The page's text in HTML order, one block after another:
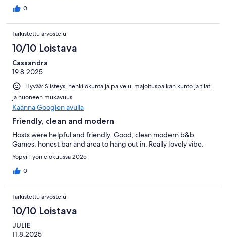
0
Tarkistettu arvostelu
10/10 Loistava
Cassandra
19.8.2025
Hyvää: Siisteys, henkilökunta ja palvelu, majoituspaikan kunto ja tilat
ja huoneen mukavuus
Käännä Googlen avulla
Friendly, clean and modern
Hosts were helpful and friendly. Good, clean modern b&b.
Games, honest bar and area to hang out in. Really lovely vibe.
Yöpyi 1 yön elokuussa 2025
0
Tarkistettu arvostelu
10/10 Loistava
JULIE
11.8.2025